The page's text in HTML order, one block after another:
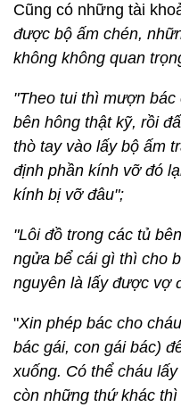
Cũng có những tài
được bộ ấm chén,
không không quan
"Theo tui thì mượn
bên hông thật kỹ, rồi
thò tay vào lấy bộ ấm
định phần kính vỡ đó
kính bị vỡ đâu";
"Lôi đồ trong các tủ
ngửa bể cái gì thì cho
nguyên là lấy được vợ
"Xin phép bác cho
bác gái, con gái bác)
xuống. Có thể cháu
còn những thứ khác